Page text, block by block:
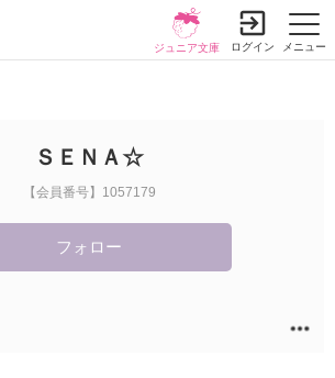
メニュー
ジュニア文庫 ログイン
ＳＥＮＡ☆
【会員番号】1057179
フォロー